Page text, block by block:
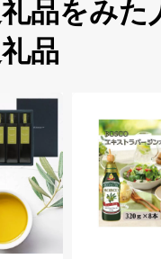
品をみた
品